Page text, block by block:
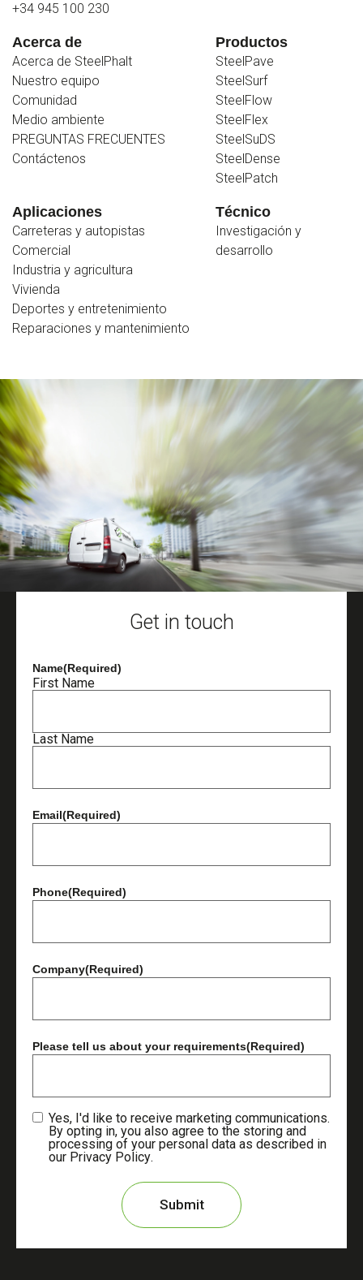
+34 945 100 230
Acerca de
Acerca de SteelPhalt
Nuestro equipo
Comunidad
Medio ambiente
PREGUNTAS FRECUENTES
Contáctenos
Productos
SteelPave
SteelSurf
SteelFlow
SteelFlex
SteelSuDS
SteelDense
SteelPatch
Aplicaciones
Carreteras y autopistas
Comercial
Industria y agricultura
Vivienda
Deportes y entretenimiento
Reparaciones y mantenimiento
Técnico
Investigación y
desarrollo
Get in touch
Name(Required)
First Name
Last Name
Email(Required)
Phone(Required)
Company(Required)
Please tell us about your requirements(Required)
Yes, I'd like to receive marketing communications.
By opting in, you also agree to the storing and
processing of your personal data as described in
our Privacy Policy.